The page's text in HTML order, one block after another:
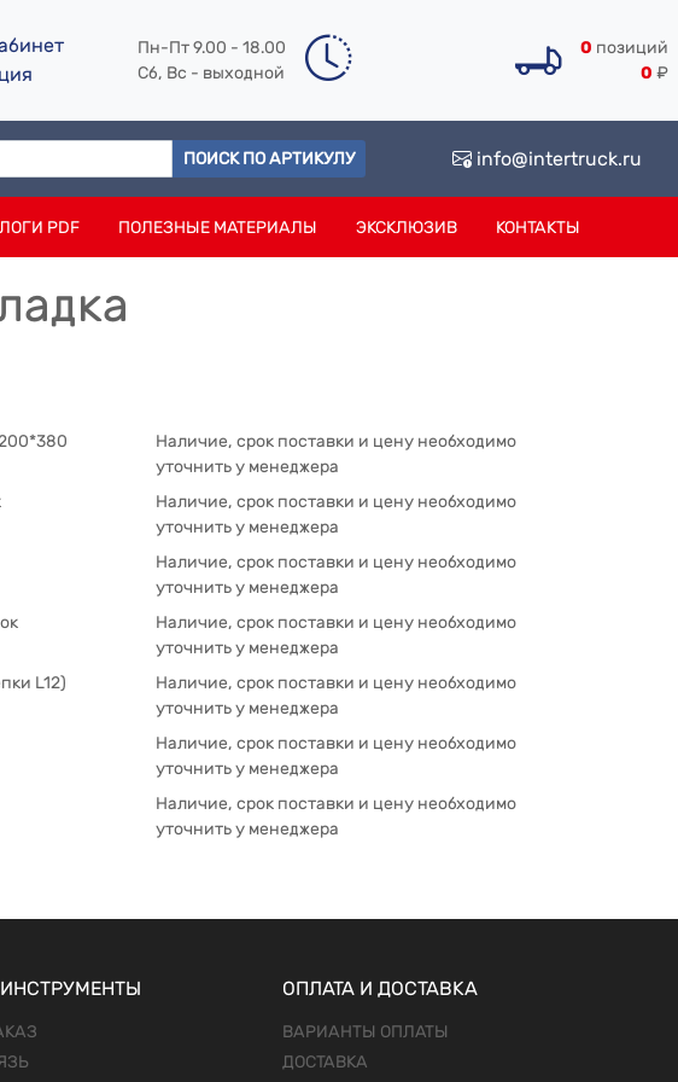
Пн-Пт 9.00 - 18.00
Сб, Вс - выходной
0 позиций
0 ₽
ПОИСК ПО АРТИКУЛУ info@intertruck.ru
PDF ПОЛЕЗНЫЕ МАТЕРИАЛЫ ЭКСКЛЮЗИВ КОНТАКТЫ
Наличие, срок поставки и цену необходимо
уточнить у менеджера
Наличие, срок поставки и цену необходимо
уточнить у менеджера
Наличие, срок поставки и цену необходимо
уточнить у менеджера
Наличие, срок поставки и цену необходимо
уточнить у менеджера
L12)
Наличие, срок поставки и цену необходимо
уточнить у менеджера
Наличие, срок поставки и цену необходимо
уточнить у менеджера
Наличие, срок поставки и цену необходимо
уточнить у менеджера
ОПЛАТА И ДОСТАВКА
ВАРИАНТЫ ОПЛАТЫ
ДОСТАВКА